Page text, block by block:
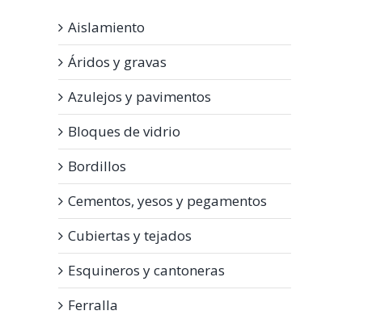
Aislamiento
Áridos y gravas
Azulejos y pavimentos
Bloques de vidrio
Bordillos
Cementos, yesos y pegamentos
Cubiertas y tejados
Esquineros y cantoneras
Ferralla